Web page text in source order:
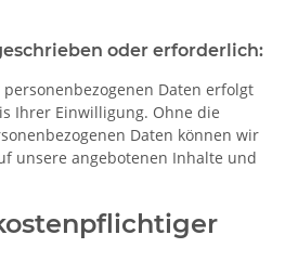
oder erforderlich:
Daten erfolgt
Ihrer Einwilligung. Ohne die
Daten können wir
unsere angebotenen Inhalte und